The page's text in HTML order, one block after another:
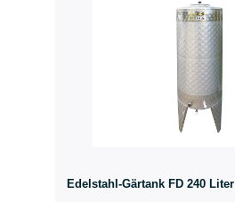
Edelstahl­-Gärtank FD 240 Liter